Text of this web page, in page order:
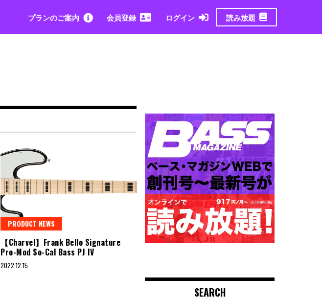
プランのご案内 会員登録 ログイン 読み放題
PRODUCT NEWS
【Charvel】Frank Bello Signature
Pro-Mod So-Cal Bass PJ IV
2022.12.15
SEARCH